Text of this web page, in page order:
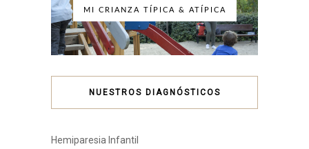
MI CRIANZA TÍPICA & ATÍPICA
NUESTROS DIAGNÓSTICOS
Hemiparesia Infantil